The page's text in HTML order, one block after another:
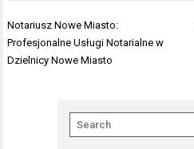
Nawigacja
wpisu
Notariusz Nowe Miasto:
Profesjonalne Usługi Notarialne w
Dzielnicy Nowe Miasto